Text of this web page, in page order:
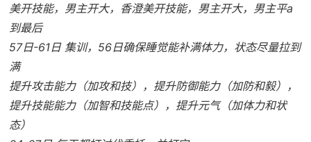
美开技能，男主开大，香澄美开技能，男主开大，男主平a
到最后
57日-61日 集训，56日确保睡觉能补满体力，状态尽量拉到
满
提升攻击能力（加攻和技），提升防御能力（加防和毅），
提升技能能力（加智和技能点），提升元气（加体力和状
态）